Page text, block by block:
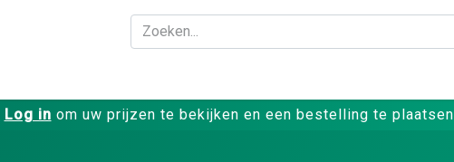
Log in om uw prijzen te bekijken en een bestelling te plaatsen